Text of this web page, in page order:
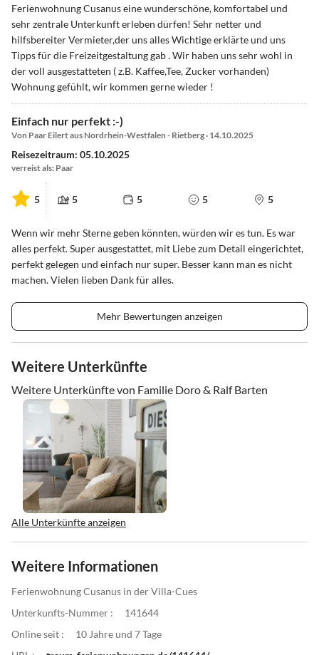
Ferienwohnung Cusanus eine wunderschöne, komfortabel und
sehr zentrale Unterkunft erleben dürfen! Sehr netter und
hilfsbereiter Vermieter,der uns alles Wichtige erklärte und uns
Tipps für die Freizeitgestaltung gab . Wir haben uns sehr wohl in
der voll ausgestatteten ( z.B. Kaffee,Tee, Zucker vorhanden)
Wohnung gefühlt, wir kommen gerne wieder !
Einfach nur perfekt :-)
Von Paar Eilert aus Nordrhein-Westfalen - Rietberg · 14.10.2025
Reisezeitraum: 05.10.2025
verreist als: Paar
5 5 5 5 5
Wenn wir mehr Sterne geben könnten, würden wir es tun. Es war
alles perfekt. Super ausgestattet, mit Liebe zum Detail eingerichtet,
perfekt gelegen und einfach nur super. Besser kann man es nicht
machen. Vielen lieben Dank für alles.
Mehr Bewertungen anzeigen
Weitere Unterkünfte
Weitere Unterkünfte von Familie Doro & Ralf Barten
Alle Unterkünfte anzeigen
Weitere Informationen
Ferienwohnung Cusanus in der Villa-Cues
Unterkunfts-Nummer :
141644
Online seit :
10 Jahre und 7 Tage